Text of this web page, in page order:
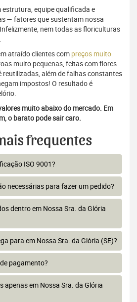
estrutura, equipe qualificada e
— fatores que sustentam nossa
nem todas as floriculturas
atraído clientes com preços muito
muito pequenas, feitas com flores
reutilizadas, além de falhas constantes
impostos! O resultado é
muito abaixo do mercado. Em
o barato pode sair caro.
frequentes
ISO 9001?
necessárias para fazer um pedido?
dentro em Nossa Sra. da Glória
para em Nossa Sra. da Glória (SE)?
pagamento?
apenas em Nossa Sra. da Glória